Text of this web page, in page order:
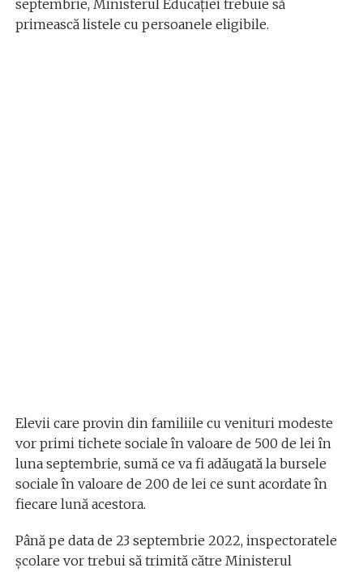
septembrie, Ministerul Educației trebuie să
primească listele cu persoanele eligibile.
Elevii care provin din familiile cu venituri modeste
vor primi tichete sociale în valoare de 500 de lei în
luna septembrie, sumă ce va fi adăugată la bursele
sociale în valoare de 200 de lei ce sunt acordate în
fiecare lună acestora.
Până pe data de 23 septembrie 2022, inspectoratele
școlare vor trebui să trimită către Ministerul